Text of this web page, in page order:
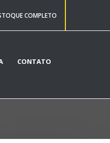
COMPLETO
CONTATO